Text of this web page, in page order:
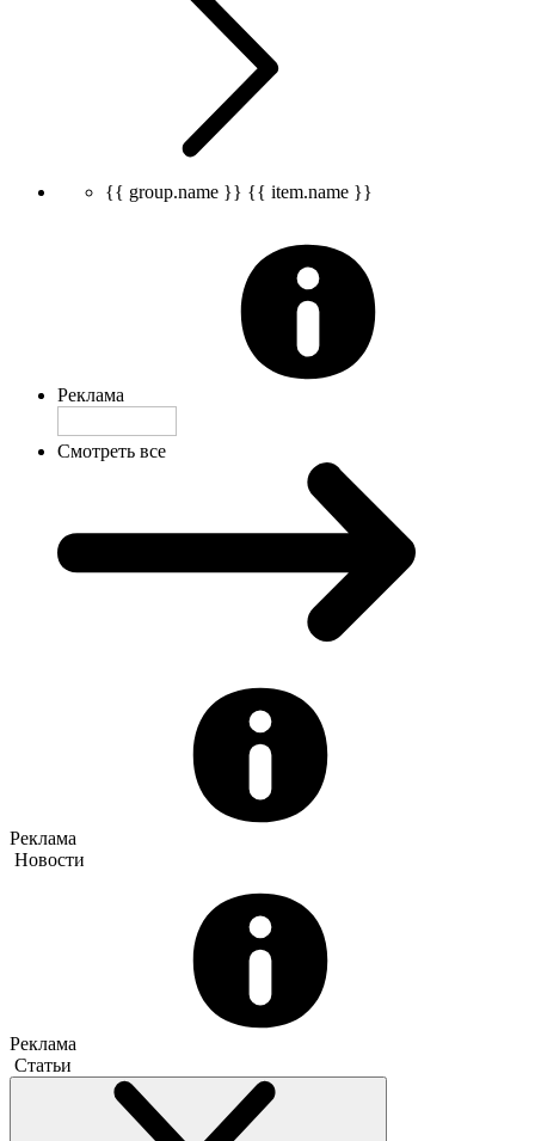
{{ group.name }} {{ item.name }}
Реклама
Смотреть все
Реклама
Новости
Реклама
Статьи